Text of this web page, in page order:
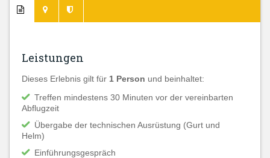
Leistungen
Dieses Erlebnis gilt für 1 Person und beinhaltet:
Treffen mindestens 30 Minuten vor der vereinbarten
Abflugzeit
Übergabe der technischen Ausrüstung (Gurt und
Helm)
Einführungsgespräch